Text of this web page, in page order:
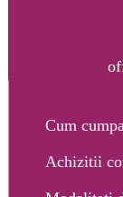
Cum
Achizitii